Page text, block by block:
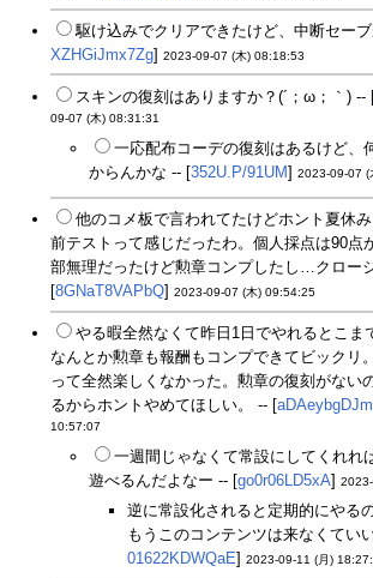
駆け込みでクリアできたけど、中断セー
XZHGiJmx7Zg] 2023-09-07 (木) 08:18:53
スキンの復刻はありますか？(´；ω；｀) --
09-07 (木) 08:31:31
一応配布コーデの復刻はあるけど、
からんかな -- [352U.P/91UM] 2023-09-07 (
他のコメ板で言われてたけどホント夏休み
前テストって感じだったわ。個人採点は90点
部無理だったけど勲章コンプしたし…クロー
[8GNaT8VAPbQ] 2023-09-07 (木) 09:54:25
やる暇全然なくて昨日1日でやれるとこま
なんとか勲章も報酬もコンプできてビックリ
って全然楽しくなかった。勲章の復刻がない
るからホントやめてほしい。 -- [
10:57:07
一週間じゃなくて常設にしてくれれ
遊べるんだよなー -- [go0r06LD5xA]
逆に常設化されると定期的にやる
もうこのコンテンツは来なくてい
01622KDWQaE] 2023-09-11 (月)